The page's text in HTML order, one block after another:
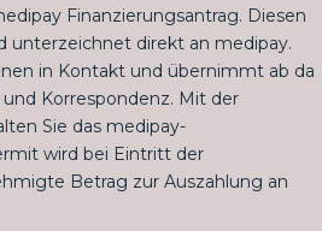
Finanzierungsantrag. Diesen
unterzeichnet direkt an medipay.
in Kontakt und übernimmt ab da
Korrespondenz. Mit der
Sie das medipay-
wird bei Eintritt der
Betrag zur Auszahlung an